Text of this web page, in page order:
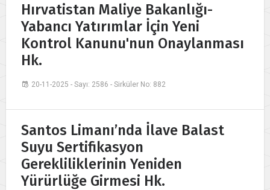
Hırvatistan Maliye Bakanlığı-
Yabancı Yatırımlar İçin Yeni
Kontrol Kanunu'nun Onaylanması
Hk.
20-11-2025 - Sayı: 2586 - Sirküler No: 882
Santos Limanı’nda İlave Balast
Suyu Sertifikasyon
Gerekliliklerinin Yeniden
Yürürlüğe Girmesi Hk.